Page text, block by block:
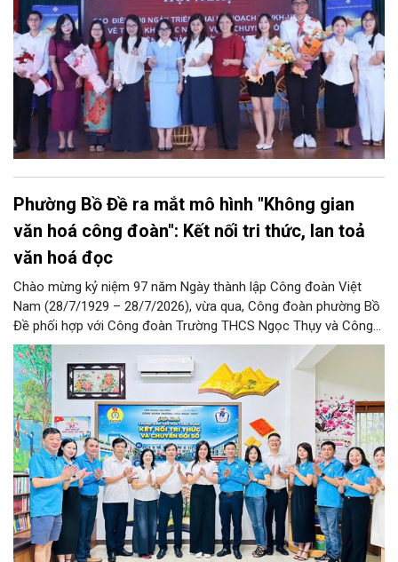
các kênh của đơn vị đồng hành.
Phường Bồ Đề ra mắt mô hình "Không gian
văn hoá công đoàn": Kết nối tri thức, lan toả
văn hoá đọc
Chào mừng kỷ niệm 97 năm Ngày thành lập Công đoàn Việt
Nam (28/7/1929 – 28/7/2026), vừa qua, Công đoàn phường Bồ
Đề phối hợp với Công đoàn Trường THCS Ngọc Thụy và Công
đoàn Trường Tiểu học Ái Mộ B tổ chức Lễ ra mắt Mô hình
“Không gian văn hóa công đoàn”.